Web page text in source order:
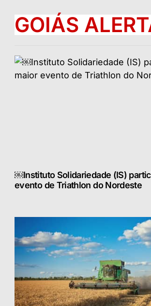
GOIÁS
￼Instituto Solidariedade (IS)
evento de Triathlon do Nordeste